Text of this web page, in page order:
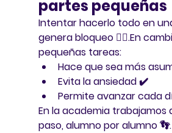
partes pequeñas
Intentar hacerlo todo en
genera bloqueo 😵‍💫.En
pequeñas tareas:
Hace que sea más
Evita la ansiedad ✔️
Permite avanzar cada
En la academia trabajamos
paso, alumno por alumno 👣.